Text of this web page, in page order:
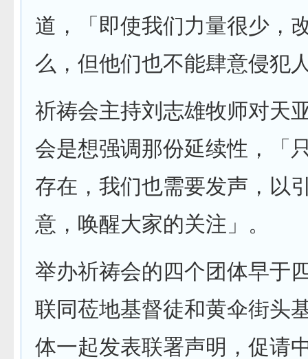
道，「即使我们力量很少，
么，但他们也不能肆意侵犯
祈祷会主持刘志雄牧师对天
会是想强调那份延续性，「
存在，我们也需要发声，以
意，唤醒大家的关注」。
举办祈祷会的四个团体早于
联同莅地基督徒和黄伞街头
体一起发表联署声明，促请